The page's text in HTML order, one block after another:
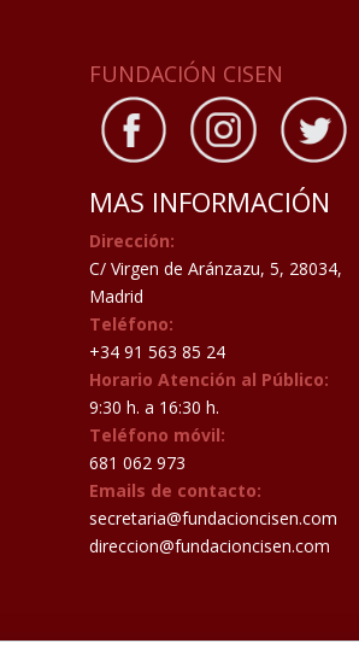
FUNDACIÓN CISEN
MAS INFORMACIÓN
Dirección:
C/ Virgen de Aránzazu, 5, 28034,
Madrid
Teléfono:
+34 91 563 85 24
Horario Atención al Público:
9:30 h. a 16:30 h.
Teléfono móvil:
681 062 973
Emails de contacto:
secretaria@fundacioncisen.com
direccion@fundacioncisen.com